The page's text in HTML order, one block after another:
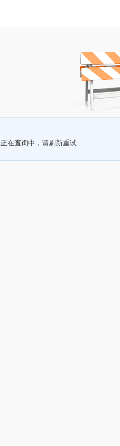
正在查询中，请刷新重试